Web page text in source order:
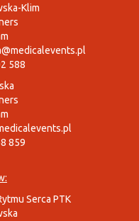
Klim
588
859
Serca PTK